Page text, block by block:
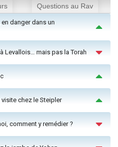
Questions au Rav
en danger dans un
Levallois… mais pas la Torah
chez le Steipler
comment y remédier ?